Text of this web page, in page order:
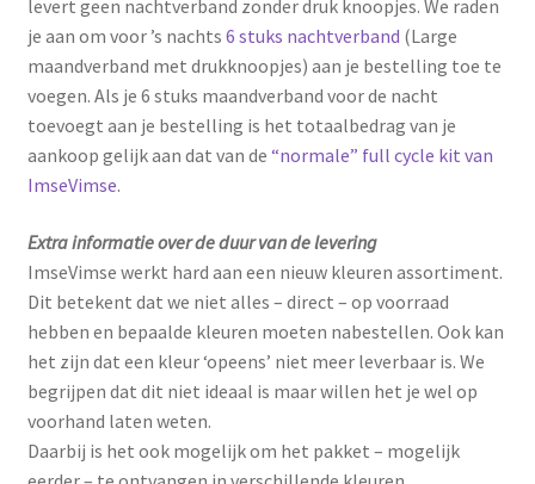
levert geen nachtverband zonder druk knoopjes. We raden
je aan om voor ’s nachts 6 stuks nachtverband (Large
maandverband met drukknoopjes) aan je bestelling toe te
voegen. Als je 6 stuks maandverband voor de nacht
toevoegt aan je bestelling is het totaalbedrag van je
aankoop gelijk aan dat van de “normale” full cycle kit van
ImseVimse.
Extra informatie over de duur van de levering
ImseVimse werkt hard aan een nieuw kleuren assortiment.
Dit betekent dat we niet alles – direct – op voorraad
hebben en bepaalde kleuren moeten nabestellen. Ook kan
het zijn dat een kleur ‘opeens’ niet meer leverbaar is. We
begrijpen dat dit niet ideaal is maar willen het je wel op
voorhand laten weten.
Daarbij is het ook mogelijk om het pakket – mogelijk